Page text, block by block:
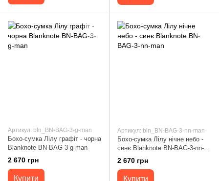
Артикул: bln_BN-BAG-3-g-man
Бохо-сумка Лілу графіт - чорна
Blanknote BN-BAG-3-g-man
2 670 грн
Купити
Артикул: bln_BN-BAG-3-nn-man
Бохо-сумка Лілу нічне небо -
синє Blanknote BN-BAG-3-nn-
man
2 670 грн
Купити